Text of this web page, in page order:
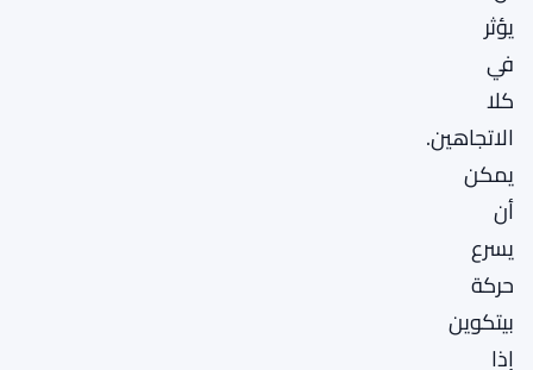
يؤثر
في
كلا
الاتجاهين.
يمكن
أن
يسرع
حركة
بيتكوين
إذا